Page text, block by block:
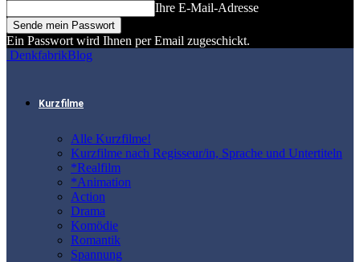
Ihre E-Mail-Adresse
Ein Passwort wird Ihnen per Email zugeschickt.
DenkfabrikBlog
Kurzfilme
Alle Kurzfilme!
Kurzfilme nach Regisseur/in, Sprache und Untertiteln
*Realfilm
*Animation
Action
Drama
Komödie
Romantik
Spannung